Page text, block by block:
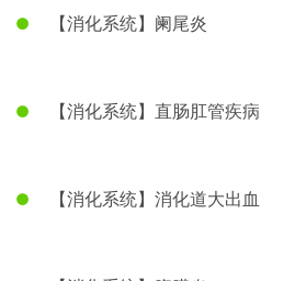
【消化系统】阑尾炎
【消化系统】直肠肛管疾病
【消化系统】消化道大出血